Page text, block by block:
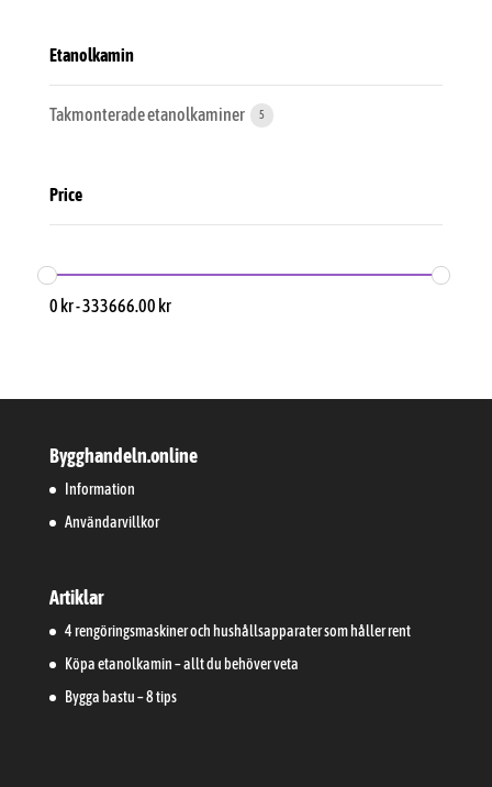
Etanolkamin
Takmonterade etanolkaminer 5
Price
0 kr-333666.00 kr
Bygghandeln.online
Information
Användarvillkor
Artiklar
4 rengöringsmaskiner och hushållsapparater som håller rent
Köpa etanolkamin – allt du behöver veta
Bygga bastu – 8 tips